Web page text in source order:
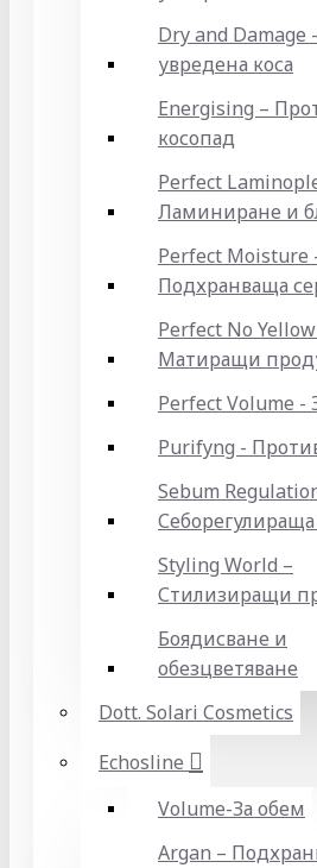
Dry and Damage
увредена коса
Energising –
косопад
Perfect
Ламиниране и
Perfect Moisture
Подхранваща
Perfect No
Матиращи
Perfect Volume -
Purifyng -
Sebum
Styling World –
Стилизиращи
Боядисване и
обезцветяване
Dott. Solari Cosmetics
Echosline
Volume-За обем
Argan –